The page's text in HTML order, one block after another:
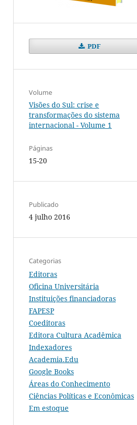
PDF
Volume
Visões do Sul: crise e
transformações do sistema
internacional - Volume 1
Páginas
15-20
Publicado
4 julho 2016
Categorias
Editoras
Oficina Universitária
Instituições financiadoras
FAPESP
Coeditoras
Editora Cultura Acadêmica
Indexadores
Academia.Edu
Google Books
Áreas do Conhecimento
Ciências Políticas e Econômicas
Em estoque